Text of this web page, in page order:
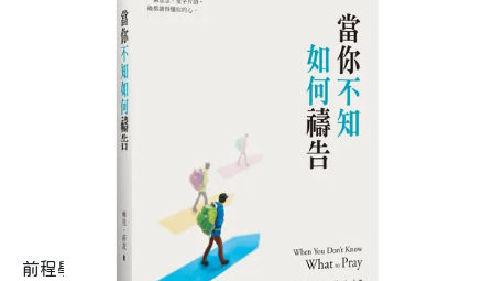
財經企管 ▸
社會人文 ▸
文學/藝術▸
青少年/童書 ▸
聖經 ▸
格子外面出版品
其他商品 ▸
前程學習